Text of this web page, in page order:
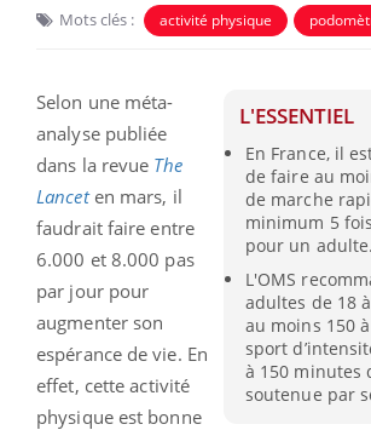
Mots clés : activité physique
L'ESSENTIEL
En France, il
de faire au
de marche
minimum 5
pour un adulte.
L'OMS
adultes de 18
au moins 150
sport
à 150 minutes
soutenue par
Selon une méta-
analyse publiée
dans la revue The
Lanceten mars, il
faudrait faire entre
6.000 et 8.000 pas
par jour pour
augmenter son
espérance de vie. En
effet, cette activité
physique est bonne